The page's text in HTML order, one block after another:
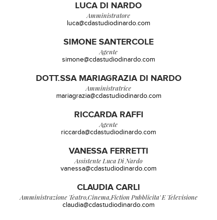
LUCA DI NARDO
Amministratore
luca@cdastudiodinardo.com
SIMONE SANTERCOLE
Agente
simone@cdastudiodinardo.com
DOTT.SSA MARIAGRAZIA DI NARDO
Amministratrice
mariagrazia@cdastudiodinardo.com
RICCARDA RAFFI
Agente
riccarda@cdastudiodinardo.com
VANESSA FERRETTI
Assistente Luca Di Nardo
vanessa@cdastudiodinardo.com
CLAUDIA CARLI
Amministrazione Teatro,cinema,fiction Pubblicita' E Televisione
claudia@cdastudiodinardo.com